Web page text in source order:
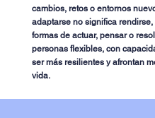
cambios, retos o entornos
adaptarse no significa
formas de actuar, pensar o
personas flexibles, con
ser más resilientes y afrontan
vida.